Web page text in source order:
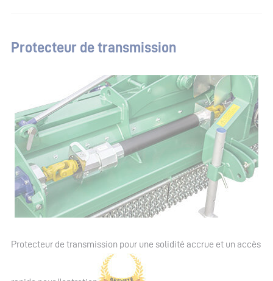
Protecteur de transmission
Protecteur de transmission pour une solidité accrue et un accès